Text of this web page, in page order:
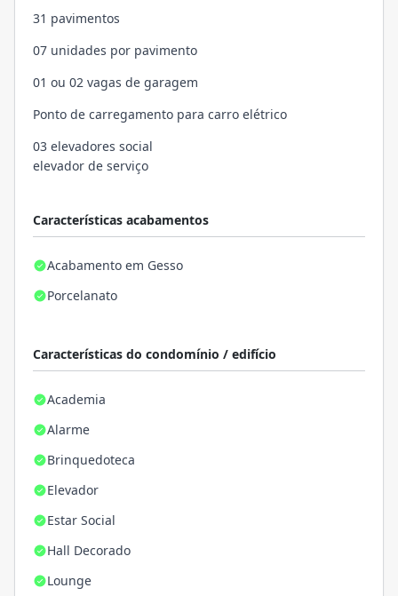
Características acabamentos
Acabamento em Gesso
Porcelanato
Características do condomínio / edifício
Academia
Alarme
Brinquedoteca
Elevador
Estar Social
Hall Decorado
Lounge
31 pavimentos
07 unidades por pavimento
01 ou 02 vagas de garagem
Ponto de carregamento para carro elétrico
03 elevadores social
elevador de serviço